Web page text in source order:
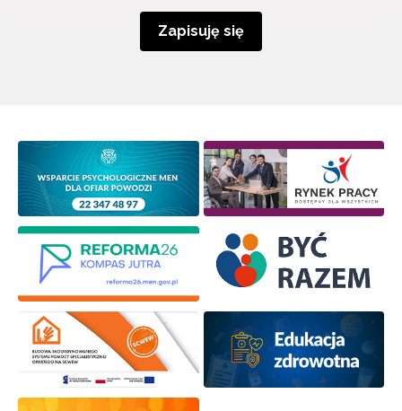
Zapisuję się
Zapisz się i bądź na bieżąco z najnowszymi
o szkoleniach i programach.
Wyrażam zgodę na przetwarzanie moich danych
osobowych przez ORE w celach marketingowych.
Zapisuję się